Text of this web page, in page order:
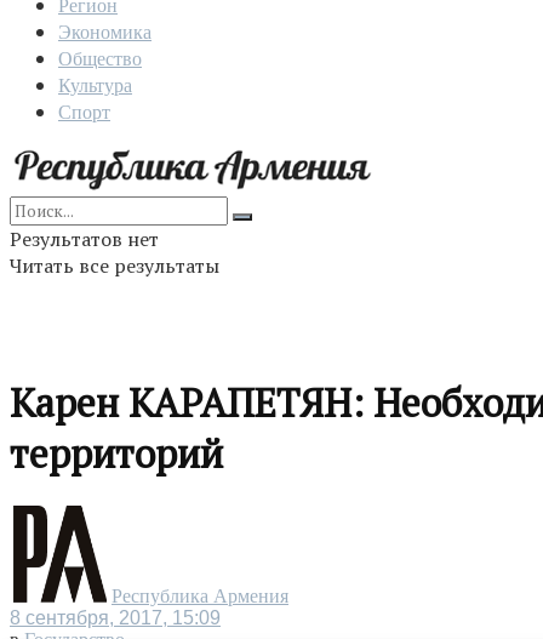
Экономика
Общество
Культура
Спорт
Результатов нет
Читать все результаты
Карен КАРАПЕТЯН:
территорий
Республика Армения
8 сентября, 2017, 15:09